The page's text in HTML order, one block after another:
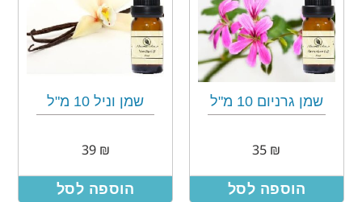
שמן גרניום 10 מ"ל
₪
הוספה לסל
שמן וניל 10 מ"ל
₪
39
הוספה לסל